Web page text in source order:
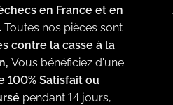
en France et en
Toutes nos pièces sont
contre la casse à la
Vous bénéficiez d'une
100% Satisfait ou
pendant 14 jours,